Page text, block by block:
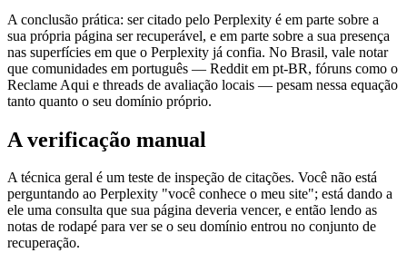
A conclusão prática: ser citado pelo Perplexity é em parte sobre a
sua própria página ser recuperável, e em parte sobre a sua presença
nas superfícies em que o Perplexity já confia. No Brasil, vale notar
que comunidades em português — Reddit em pt-BR, fóruns como o
Reclame Aqui e threads de avaliação locais — pesam nessa equação
tanto quanto o seu domínio próprio.
A verificação manual
A técnica geral é um teste de inspeção de citações. Você não está
perguntando ao Perplexity "você conhece o meu site"; está dando a
ele uma consulta que sua página deveria vencer, e então lendo as
notas de rodapé para ver se o seu domínio entrou no conjunto de
recuperação.